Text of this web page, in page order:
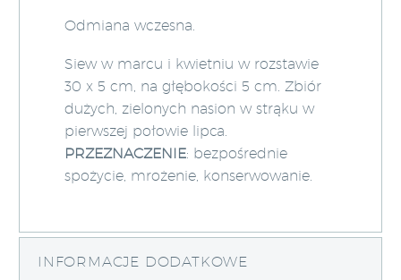
Odmiana wczesna.
Siew w marcu i kwietniu w rozstawie
30 x 5 cm, na głębokości 5 cm. Zbiór
dużych, zielonych nasion w strąku w
pierwszej połowie lipca.
PRZEZNACZENIE: bezpośrednie
spożycie, mrożenie, konserwowanie.
INFORMACJE DODATKOWE